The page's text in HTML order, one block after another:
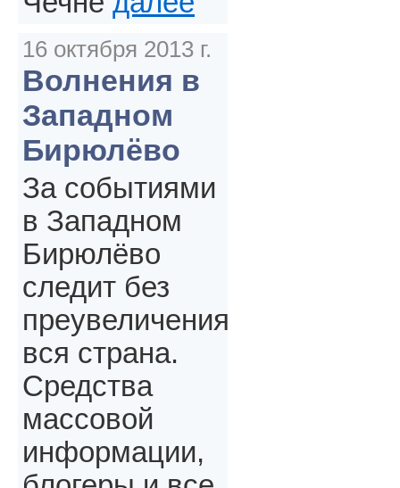
16 октября 2013 г.
Волнения в
Западном
Бирюлёво
За событиями
в Западном
Бирюлёво
следит без
преувеличения
вся страна.
Средства
массовой
информации,